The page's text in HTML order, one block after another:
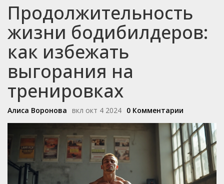
Продолжительность
жизни бодибилдеров:
как избежать
выгорания на
тренировках
Алиса Воронова вкл окт 4 2024 0 Комментарии